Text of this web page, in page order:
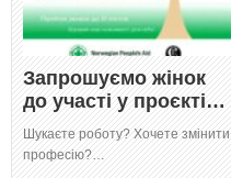
Запрошуємо жінок
до участі у проєкті…
Шукаєте роботу? Хочете змінити
професію?…